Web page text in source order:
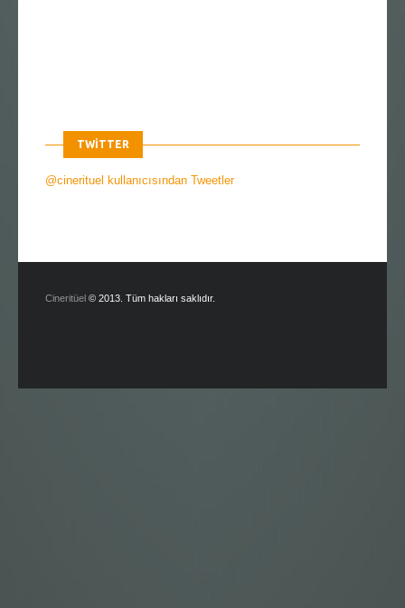
TWITTER
@cinerituel kullanıcısından Tweetler
Cineritüel © 2013. Tüm hakları saklıdır.